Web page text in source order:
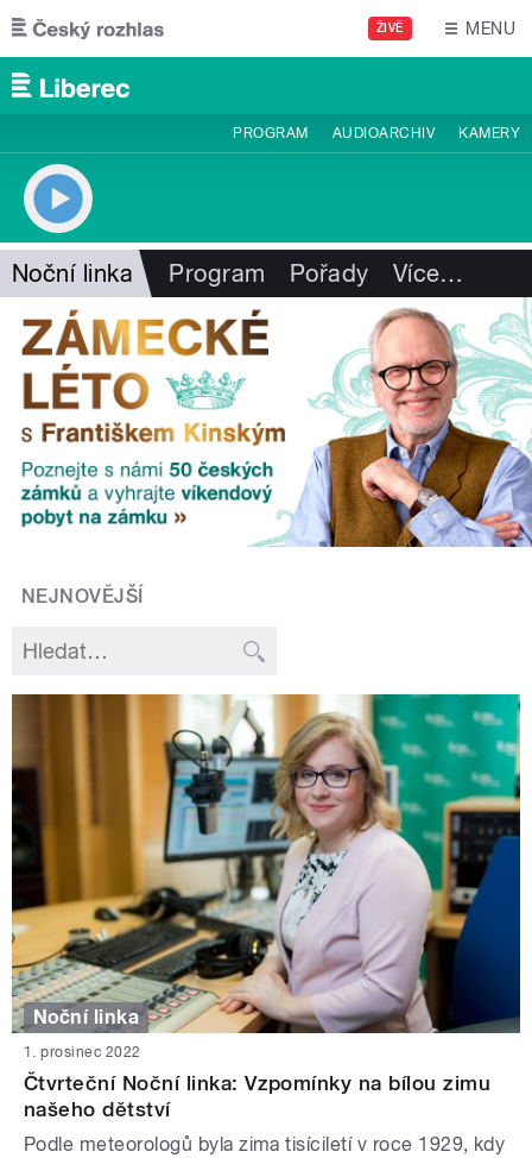
Přejít k hlavnímu obsahu
ŽIVĚ MENU
PROGRAM AUDIOARCHIV KAMERY
Noční linka Program Pořady Více…
NEJNOVĚJŠÍ
Noční linka
1. prosinec 2022
Čtvrteční Noční linka: Vzpomínky na bílou zimu
našeho dětství
Podle meteorologů byla zima tisíciletí v roce 1929, kdy